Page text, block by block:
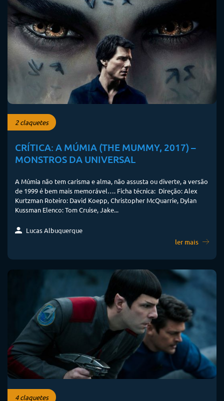
2 claquetes
CRÍTICA: A MÚMIA (THE MUMMY, 2017) –
MONSTROS DA UNIVERSAL
A Múmia não tem carisma e alma, não assusta ou diverte, a versão
de 1999 é bem mais memorável…. Ficha técnica: Direção: Alex
Kurtzman Roteiro: David Koepp, Christopher McQuarrie, Dylan
Kussman Elenco: Tom Cruise, Jake...
Lucas Albuquerque
ler mais
4 claquetes